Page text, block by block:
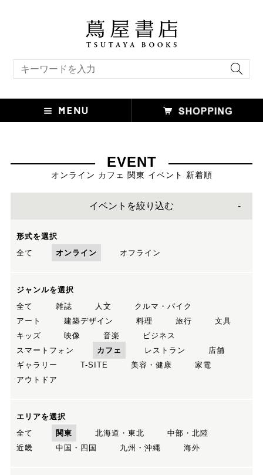
EVENT
オンライン カフェ 関東 イベント 新着順
イベントを絞り込む
形式を選択
全て
オンライン オフライン
ジャンルを選択
全て
雑誌 人文
クルマ・バイク
アート
建築デザイン 料理 旅行
文具
キッズ
映像 音楽
ビジネス
スマートフォン
カフェ レストラン
店舗
ギャラリー
T-SITE 美容・健康
家電
アウトドア
エリアを選択
全て
関東 北海道・東北
中部・北陸
近畿
中国・四国 九州・沖縄 海外